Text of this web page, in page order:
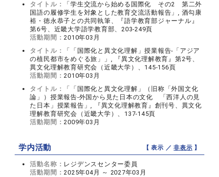
タイトル：
「学生交流から始める国際化 その2 第二外
国語の履修学生を対象とした教育交流活動報告」, 酒勾康
裕・徳永恭子との共同執筆、『語学教育部ジャーナル』
第6号、近畿大学語学教育部、203‐249頁
活動期間：2010年03月
タイトル：
「「国際化と異文化理解」授業報告‐「アジア
の植民都市をめぐる旅」」, 『異文化理解教育』第2号、
異文化理解教育研究会（近畿大学）、145‐156頁
活動期間：2010年03月
タイトル：
「「国際化と異文化理解」（旧称「外国文化
論」）授業報告‐外国から見た日本の文化 「西洋人の見
た日本」授業報告」, 『異文化理解教育』創刊号、異文化
理解教育研究会（近畿大学）、137‐145頁
活動期間：2009年03月
学内活動 【 表示 ／非表示 】
活動名称： レジデンスセンター委員
活動期間：2025年04月 ～ 2027年03月